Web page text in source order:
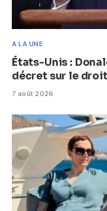
A LA UNE
États-Unis :
décret sur le
7 août 2026